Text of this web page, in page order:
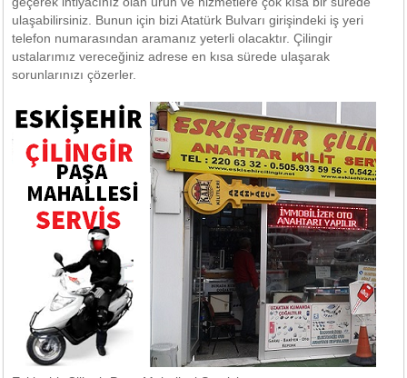
ulaşabilirsiniz. Bunun için bizi Atatürk Bulvarı girişindeki iş yeri
telefon numarasından aramanız yeterli olacaktır. Çilingir
ustalarımız vereceğiniz adrese en kısa sürede ulaşarak
sorunlarınızı çözerler.